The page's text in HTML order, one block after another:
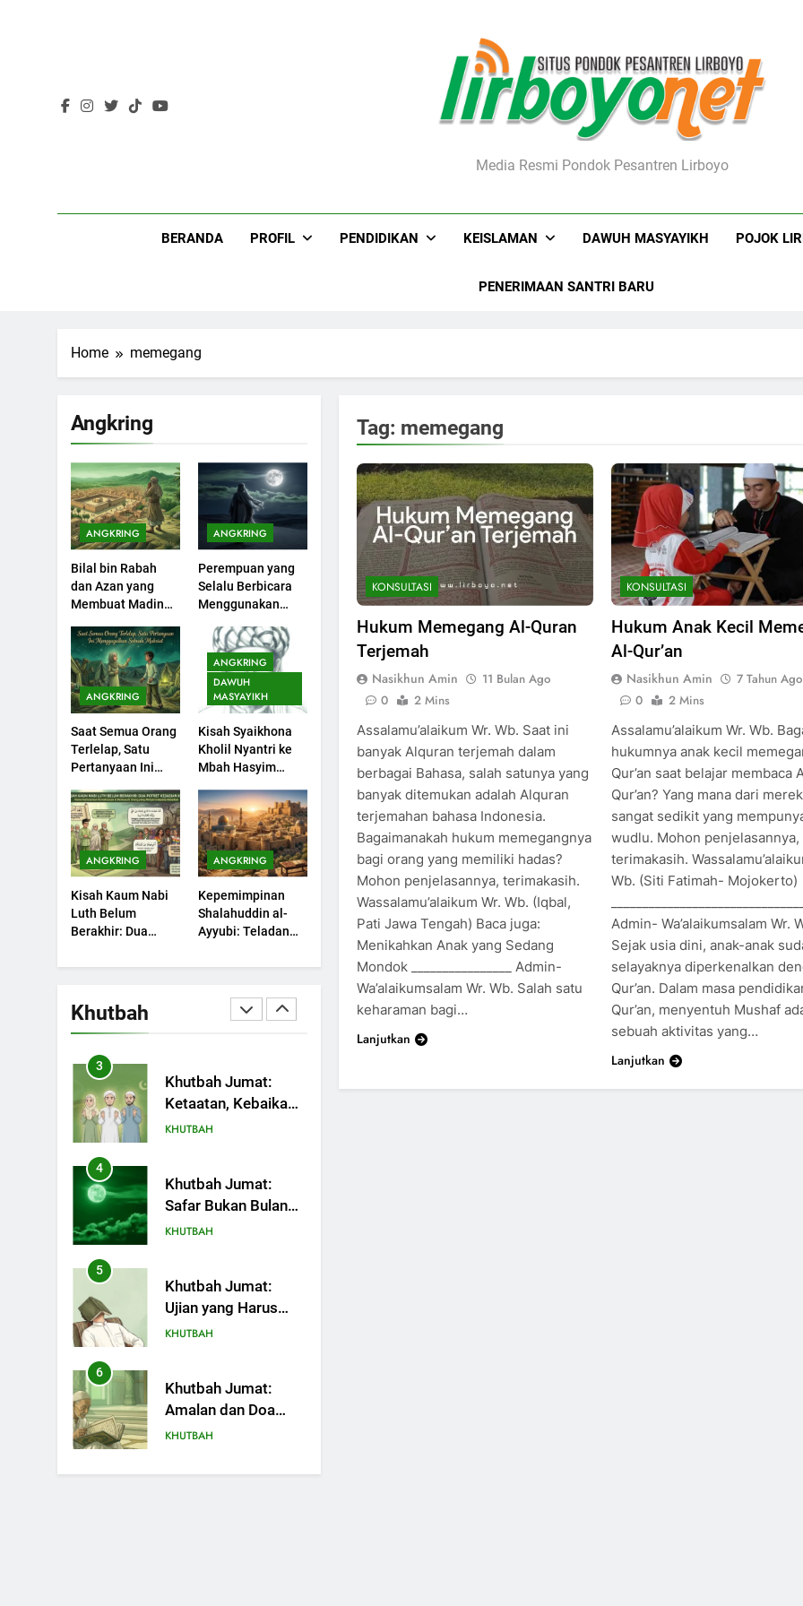
Lirboyo.netMedia Resmi Pondok Pesantren Lirboyo
BERANDA PROFIL PENDIDIKAN KEISLAMAN DAWUH MASYAYIKH POJOK
PENERIMAAN SANTRI BARU
Home memegang
Angkring
ANGKRING
Bilal bin Rabah
dan Azan yang
Membuat Madinah
ANGKRING
Perempuan yang
Selalu Berbicara
Menggunakan
ANGKRING
Saat Semua Orang
Terlelap, Satu
Pertanyaan Ini
Sebuah Maksiat
ANGKRING
DAWUH
MASYAYIKH
Kisah Syaikhona
Kholil Nyantri ke
Mbah Hasyim
ANGKRING
Kisah Kaum Nabi
Luth Belum
Berakhir: Dua
yang Kini Kembali
ANGKRING
Kepemimpinan
Shalahuddin al-
Ayyubi: Teladan
Dipelajari oleh
Sekarang (2)
Khutbah
Khutbah Idul Fitri di
Rumah
KHUTBAH
201
Khutbah jumat:
Sejarah Seebagai
Pembangkit Jiwa
202
Khutbah Jumat :
Supaya Amal Bisa
Diterima
203
Khutbah Jumat:
Bulan Muharram
Bulan Bersejarah
KHUTBAH
1
Khutbah Jumat:
Mengapa Orang
Dengki Tak Akan
Pernah Berjaya?
KHUTBAH
2
Melihat Limpahan
Nikmat Allah
3
Khutbah Jumat:
Ketaatan, Kebaikan
dan Pengaruhnya
KHUTBAH
4
Khutbah Jumat:
Safar Bukan Bulan
Sial
KHUTBAH
5
Khutbah Jumat:
Ujian yang Harus
Kita Syukuri
KHUTBAH
6
Khutbah Jumat:
Amalan dan Doa
Orang Tua agar
Pesantren Sukses
KHUTBAH
7
Tag: memegang
KONSULTASI
Hukum Memegang Al-Quran
Terjemah
Nasikhun Amin
11 Bulan Ago
0
2 Mins
Assalamu’alaikum Wr. Wb. Saat ini
banyak Alquran terjemah dalam
berbagai Bahasa, salah satunya yang
banyak ditemukan adalah Alquran
terjemahan bahasa Indonesia.
Bagaimanakah hukum memegangnya
bagi orang yang memiliki hadas?
Mohon penjelasannya, terimakasih.
Wassalamu’alaikum Wr. Wb. (Iqbal,
Pati Jawa Tengah) Baca juga:
Menikahkan Anak yang Sedang
Mondok ________________ Admin-
Wa’alaikumsalam Wr. Wb. Salah satu
keharaman bagi…
Lanjutkan
KONSULTASI
Hukum Anak Kecil
Al-Qur’an
Nasikhun Amin
7 Tahun Ago
0
2 Mins
Assalamu’alaikum Wr. Wb.
hukumnya anak kecil
Qur’an saat belajar membaca
Qur’an? Yang mana dari
sangat sedikit yang
wudlu. Mohon penjelasannya,
terimakasih.
Wb. (Siti Fatimah- Mojokerto)
Admin- Wa’alaikumsalam Wr.
Sejak usia dini, anak-anak
selayaknya diperkenalkan
Qur’an. Dalam masa
Qur’an, menyentuh Mushaf
sebuah aktivitas yang…
Lanjutkan